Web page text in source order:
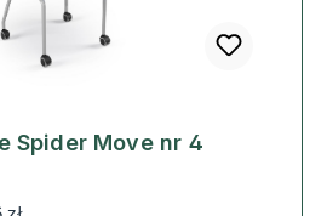
Spider Move nr 4